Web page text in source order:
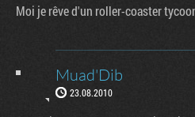
Moi je rêve d'un roller-coaster
Muad'Dib
23.08.2010